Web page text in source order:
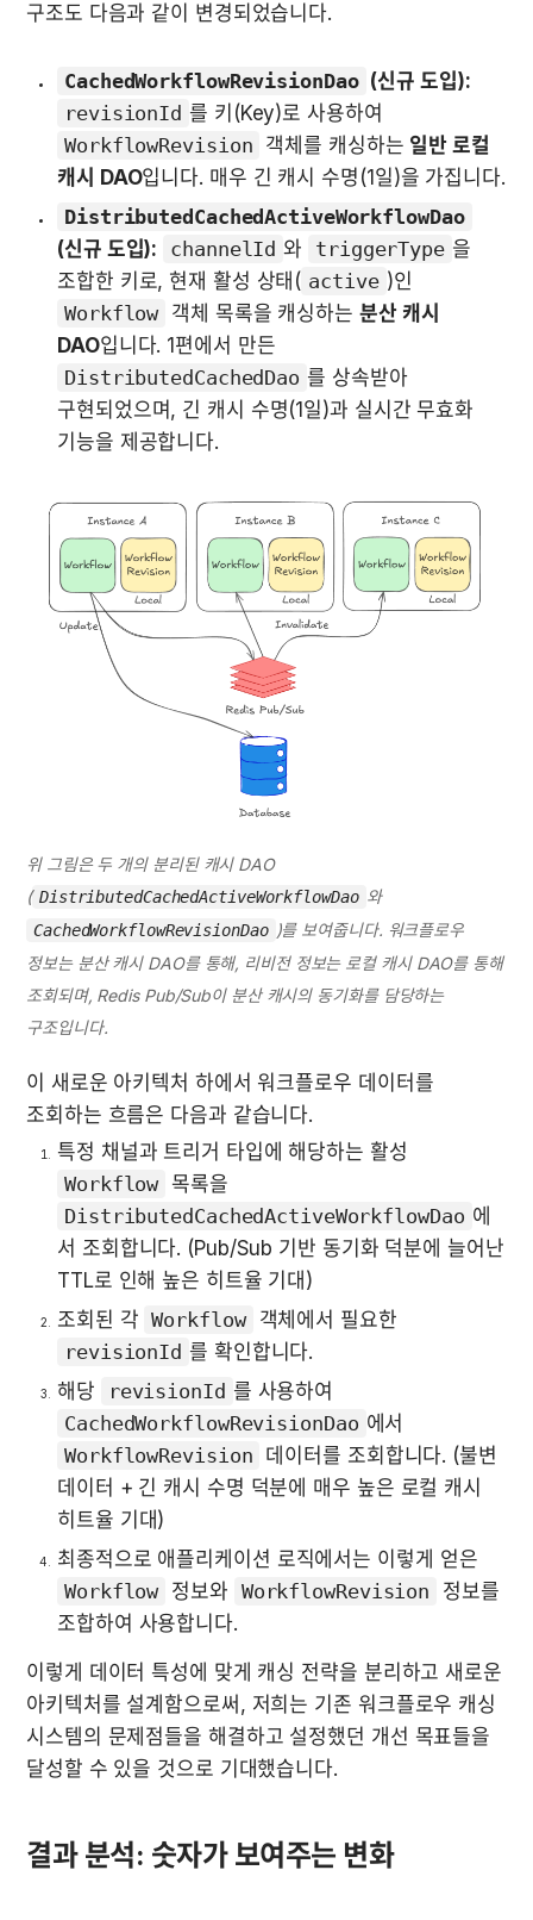
구조도 다음과 같이 변경되었습니다.
CachedWorkflowRevisionDao (신규 도입):
revisionId
WorkflowRevision 객체를 캐싱하는 일반 로컬
캐시 DAO입니다. 매우 긴 캐시 수명(1일)을 가집니다.
DistributedCachedActiveWorkflowDao
(신규 도입):
channelId 와 triggerType 을
조합한 키로, 현재 활성 상태( active
Workflow 객체 목록을 캐싱하는 분산 캐시
DAO
DistributedCachedDao 를 상속받아
구현되었으며, 긴 캐시 수명(1일)과 실시간 무효화
기능을 제공합니다.
위 그림은 두 개의 분리된 캐시 DAO
( DistributedCachedActiveWorkflowDao 와
CachedWorkflowRevisionDao )를 보여줍니다. 워크플로우
정보는 분산 캐시 DAO를 통해, 리비전 정보는 로컬 캐시 DAO를 통해
조회되며, Redis Pub/Sub이 분산 캐시의 동기화를 담당하는
구조입니다.
이 새로운 아키텍처 하에서 워크플로우 데이터를
조회하는 흐름은 다음과 같습니다.
Workflow
DistributedCachedActiveWorkflowDao 에
서 조회합니다. (Pub/Sub 기반 동기화 덕분에 늘어난
TTL로 인해 높은 히트율 기대)
조회된 각 Workflow
revisionId 를 확인합니다.
해당
revisionId
CachedWorkflowRevisionDao
WorkflowRevision 데이터를 조회합니다. (불변
데이터 + 긴 캐시 수명 덕분에 매우 높은 로컬 캐시
히트율 기대)
Workflow 정보와 WorkflowRevision
정보를
조합하여 사용합니다.
이렇게 데이터 특성에 맞게 캐싱 전략을 분리하고 새로운
아키텍처를 설계함으로써, 저희는 기존 워크플로우 캐싱
시스템의 문제점들을 해결하고 설정했던 개선 목표들을
달성할 수 있을 것으로 기대했습니다.
결과 분석: 숫자가 보여주는 변화